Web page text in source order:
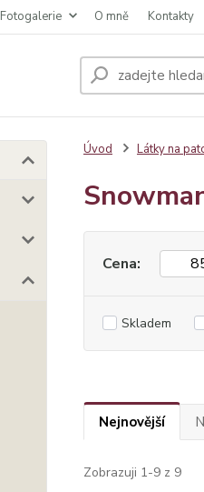
Fotogalerie O mně Kontakty
Úvod Látky na
Cena:
Skladem
Nejnovější
Zobrazuji 1-9 z 9